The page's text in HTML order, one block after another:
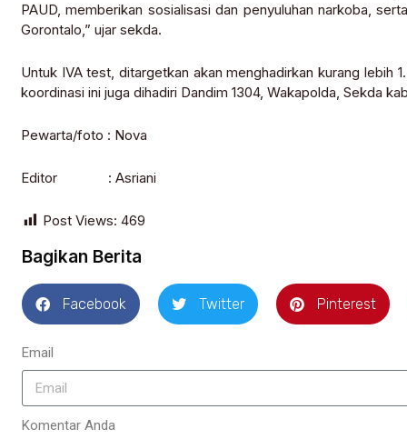
PAUD, memberikan sosialisasi dan penyuluhan narkoba,
Gorontalo,” ujar sekda.
Untuk IVA test, ditargetkan akan menghadirkan kurang lebih
koordinasi ini juga dihadiri Dandim 1304, Wakapolda, Sekda
Pewarta/foto : Nova
Editor : Asriani
Post Views: 469
Bagikan Berita
Facebook Twitter Pinterest
Email
Komentar Anda